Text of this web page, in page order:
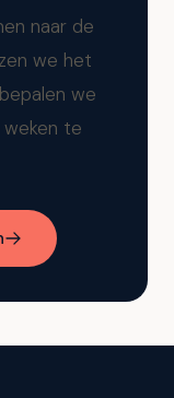
naar de
we het
we
weken te